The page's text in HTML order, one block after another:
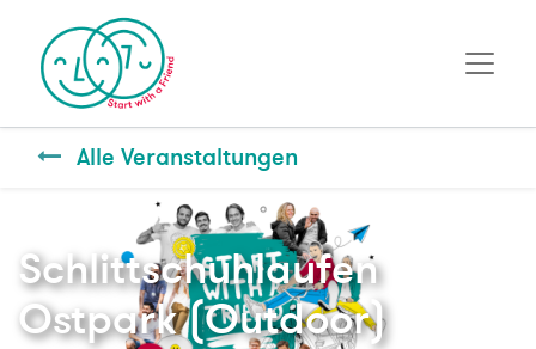
Alle Veranstaltungen
Schlittschuhlaufen
Ostpark (Outdoor)